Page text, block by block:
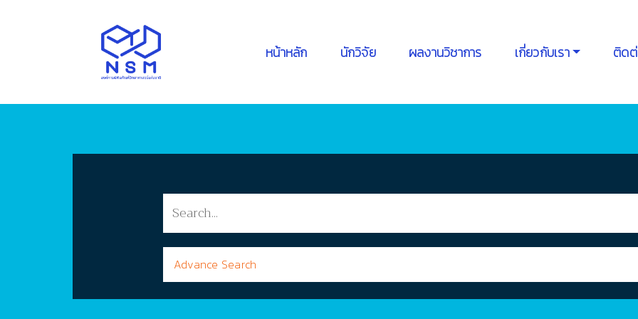
หน้าหลัก นักวิจัย ผลงานวิชาการ เกี่ยวกับเรา ติดต่
Advance Search